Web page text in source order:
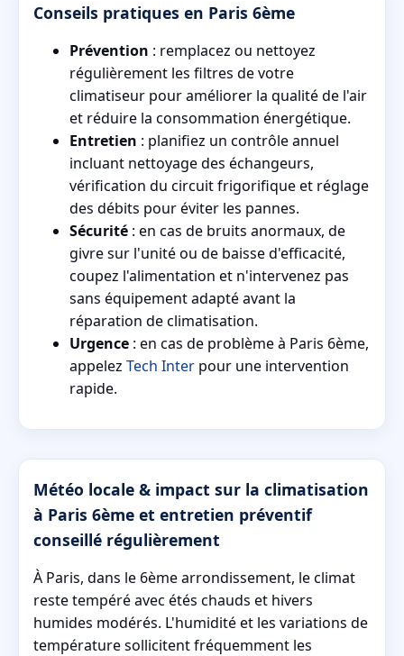
Conseils pratiques en Paris 6ème
Prévention : remplacez ou nettoyez
régulièrement les filtres de votre
climatiseur pour améliorer la qualité de l'air
et réduire la consommation énergétique.
Entretien : planifiez un contrôle annuel
incluant nettoyage des échangeurs,
vérification du circuit frigorifique et réglage
des débits pour éviter les pannes.
Sécurité : en cas de bruits anormaux, de
givre sur l'unité ou de baisse d'efficacité,
coupez l'alimentation et n'intervenez pas
sans équipement adapté avant la
réparation de climatisation.
Urgence : en cas de problème à Paris 6ème,
appelez Tech Inter pour une intervention
rapide.
Météo locale & impact sur la climatisation
à Paris 6ème et entretien préventif
conseillé régulièrement
À Paris, dans le 6ème arrondissement, le climat
reste tempéré avec étés chauds et hivers
humides modérés. L'humidité et les variations de
température sollicitent fréquemment les